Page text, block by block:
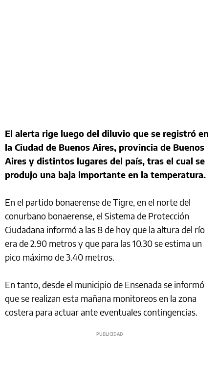
El alerta rige luego del diluvio que se registró en
la Ciudad de Buenos Aires, provincia de Buenos
Aires y distintos lugares del país, tras el cual se
produjo una baja importante en la temperatura.
En el partido bonaerense de Tigre, en el norte del
conurbano bonaerense, el Sistema de Protección
Ciudadana informó a las 8 de hoy que la altura del río
era de 2.90 metros y que para las 10.30 se estima un
pico máximo de 3.40 metros.
En tanto, desde el municipio de Ensenada se informó
que se realizan esta mañana monitoreos en la zona
costera para actuar ante eventuales contingencias.